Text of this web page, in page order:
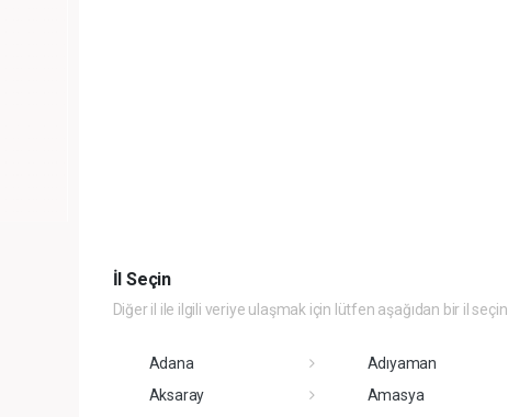
İl Seçin
Diğer il ile ilgili veriye ulaşmak için lütfen aşağıdan bir il seçin
Adana Adıyaman
Aksaray
Amasya